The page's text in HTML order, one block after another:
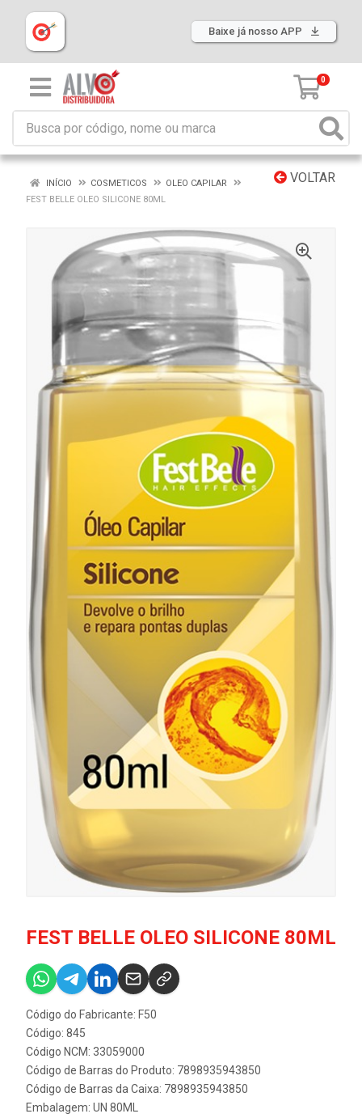
Baixe já nosso APP
0
VOLTAR
INÍCIO COSMETICOS
OLEO CAPILAR
FEST BELLE OLEO SILICONE 80ML
FEST BELLE OLEO SILICONE 80ML
Código do Fabricante: F50
Código: 845
Código NCM: 33059000
Código de Barras do Produto: 7898935943850
Código de Barras da Caixa: 7898935943850
Embalagem: UN 80ML